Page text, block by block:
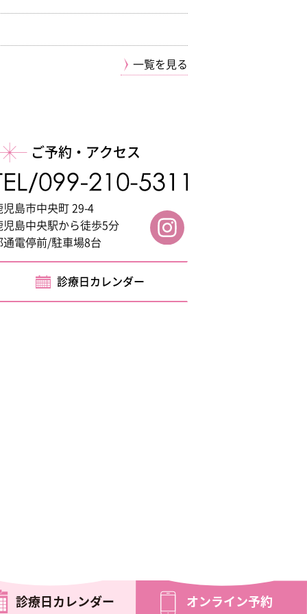
一覧を見る
ご予約・アクセス
児島市中央町 29-4
児島中央駅から徒歩5分
通電停前/駐車場8台
診療日カレンダー